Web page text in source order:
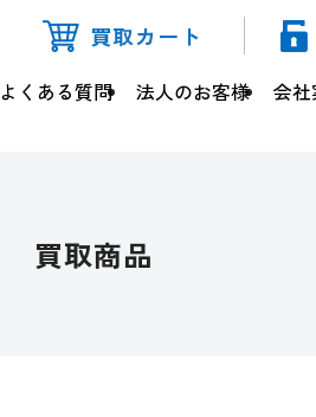
買取カート
よくある質問 法人のお客様 会
買取商品